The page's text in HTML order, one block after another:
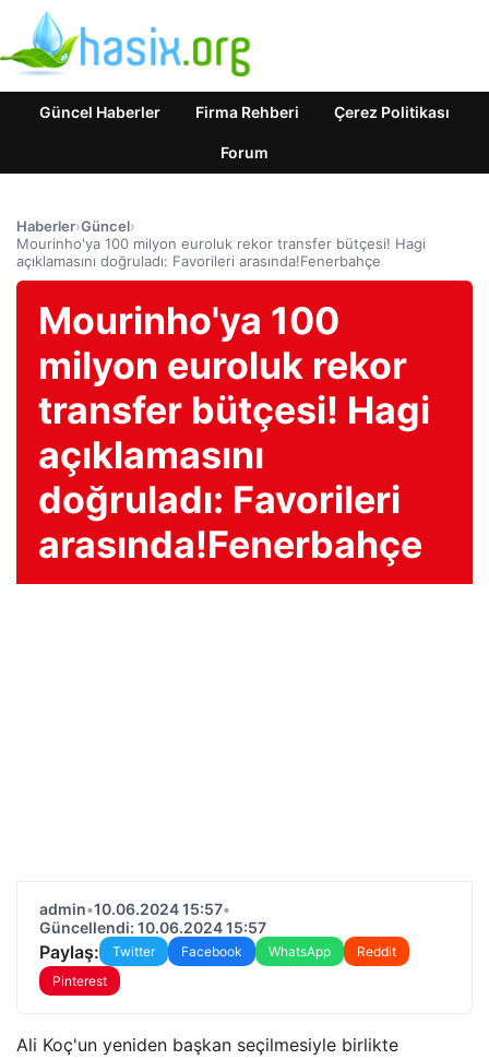
Güncel Haberler Firma Rehberi Çerez Politikası
Forum
Haberler›Güncel›
Mourinho'ya 100 milyon euroluk rekor transfer bütçesi! Hagi
açıklamasını doğruladı: Favorileri arasında!Fenerbahçe
Mourinho'ya 100
milyon euroluk rekor
transfer bütçesi! Hagi
açıklamasını
doğruladı: Favorileri
arasında!Fenerbahçe
admin•10.06.2024 15:57•
Güncellendi: 10.06.2024 15:57
Paylaş: Twitter Facebook WhatsApp
Reddit
Pinterest
Ali Koç'un yeniden başkan seçilmesiyle birlikte